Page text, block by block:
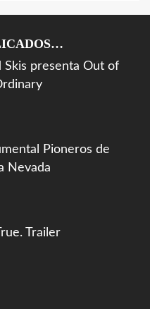
Skis presenta Out of
Pioneros de
Nevada
Trailer